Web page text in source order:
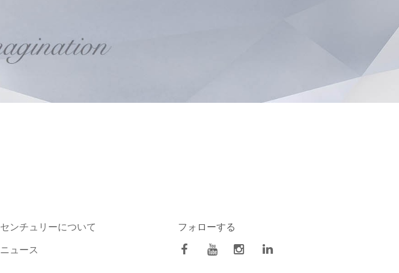
センチュリーについて
ニュース
フォローする
facebookYoutubeInstagram